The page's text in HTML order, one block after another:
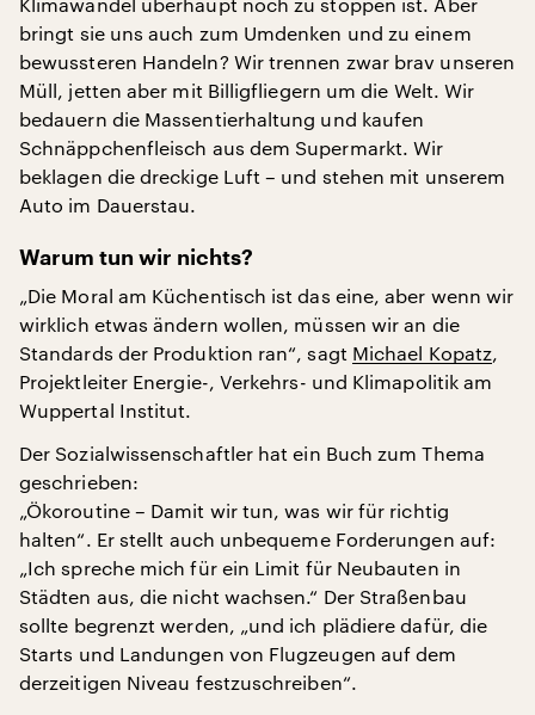
bringt sie uns auch zum Umdenken und zu einem
bewussteren Handeln? Wir trennen zwar brav unseren
Müll, jetten aber mit Billigfliegern um die Welt. Wir
bedauern die Massentierhaltung und kaufen
Schnäppchenfleisch aus dem Supermarkt. Wir
beklagen die dreckige Luft – und stehen mit unserem
Auto im Dauerstau.
Warum tun wir nichts?
„Die Moral am Küchentisch ist das eine, aber wenn wir
wirklich etwas ändern wollen, müssen wir an die
Standards der Produktion ran“, sagt Michael Kopatz,
Projektleiter Energie-, Verkehrs- und Klimapolitik am
Wuppertal Institut.
Der Sozialwissenschaftler hat ein Buch zum Thema
geschrieben:
„Ökoroutine – Damit wir tun, was wir für richtig
halten“. Er stellt auch unbequeme Forderungen auf:
„Ich spreche mich für ein Limit für Neubauten in
Städten aus, die nicht wachsen.“ Der Straßenbau
sollte begrenzt werden, „und ich plädiere dafür, die
Starts und Landungen von Flugzeugen auf dem
derzeitigen Niveau festzuschreiben“.